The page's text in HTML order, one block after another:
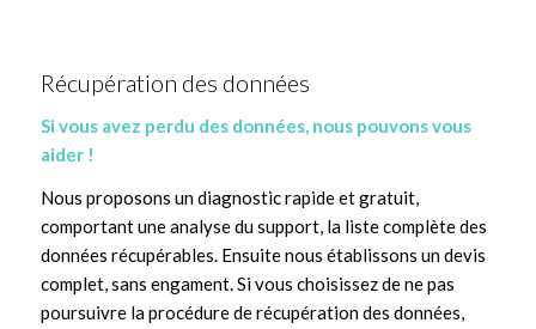
Récupération des données
Si vous avez perdu des données, nous pouvons vous
aider !
Nous proposons un diagnostic rapide et gratuit,
comportant une analyse du support, la liste complète des
données récupérables. Ensuite nous établissons un devis
complet, sans engament. Si vous choisissez de ne pas
poursuivre la procédure de récupération des données,